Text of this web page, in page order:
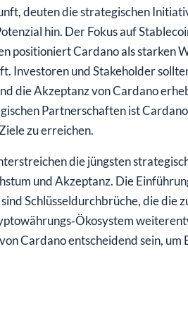
deuten die strategischen
hin. Der Fokus auf
positioniert Cardano als starken
Investoren und Stakeholder
die Akzeptanz von Cardano
Partnerschaften ist
zu erreichen.
die jüngsten
und Akzeptanz. Die
Schlüsseldurchbrüche, die die
Cardano entscheidend sein,